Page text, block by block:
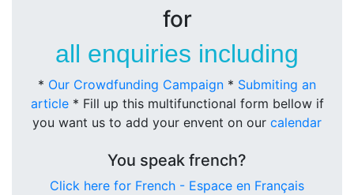
for
all enquiries including
* Our Crowdfunding Campaign * Submiting an
article* Fill up this multifunctional form bellow if
you want us to add your envent on our calendar
You speak french?
Click here for French - Espace en Français